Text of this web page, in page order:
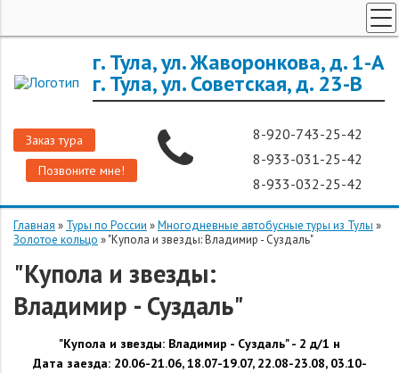
г. Тула, ул. Жаворонкова, д. 1-А
г. Тула, ул. Советская, д. 23-В
Заказ тура
Позвоните мне!
8-920-743-25-42
8-933-031-25-42
8-933-032-25-42
ЗАРУБЕЖНЫЕ ТУРЫ
ГОРЯЩИЕ ТУРЫ
О КОМПАНИИ
Главная » Туры по России »Многодневные автобусные туры из Тулы »
Золотое кольцо »"Купола и звезды: Владимир - Суздаль"
"Купола и звезды:
Владимир - Суздаль"
"Купола и звезды: Владимир - Суздаль"- 2 д/1 н
Дата заезда: 20.06-21.06, 18.07-19.07, 22.08-23.08, 03.10-